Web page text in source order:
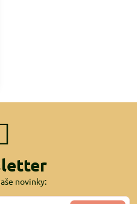
novinky: